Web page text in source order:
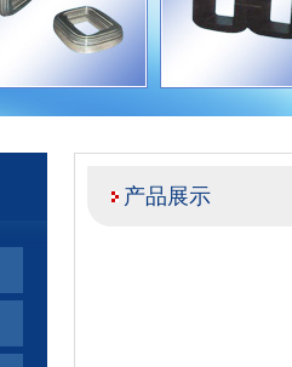
产品展示